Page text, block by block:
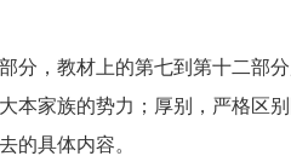
，教材上的第七到第十二部分
本家族的势力；厚别，严格区
的具体内容。